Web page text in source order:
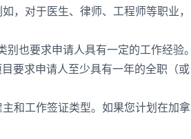
，对于医生、律师、工程师等职业，
也要求申请人具有一定的工作经验。
要求申请人至少具有一年的全职（或
和工作签证类型。如果您计划在加拿